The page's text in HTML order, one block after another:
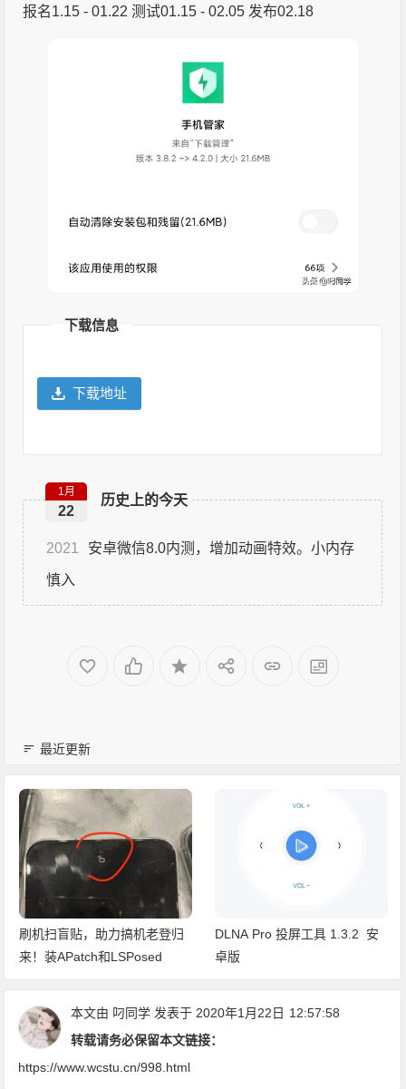
报名1.15 - 01.22 测试01.15 - 02.05 发布02.18
下载信息
下载地址
历史上的今天
1月
22
2021 安卓微信8.0内测，增加动画特效。小内存
慎入
最近更新
刷机扫盲贴，助力搞机老登归
来！装APatch和LSPosed
DLNA Pro 投屏工具 1.3.2 安
卓版
本文由 叼同学 发表于 2020年1月22日 12:57:58
转载请务必保留本文链接：
https://www.wcstu.cn/998.html